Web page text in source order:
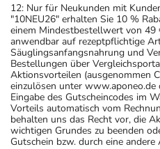
12: Nur für Neukunden mit
"10NEU26" erhalten Sie 10 %
einem Mindestbestellwert von
anwendbar auf rezeptpflichtige
Säuglingsanfangsnahrung und
Bestellungen über
Aktionsvorteilen (ausgenommen
einzulösen unter www.aponeo.de
Eingabe des Gutscheincodes im
Vorteils automatisch vom
behalten uns das Recht vor, die
wichtigen Grundes zu beenden
Gutschein bzw. durch eine